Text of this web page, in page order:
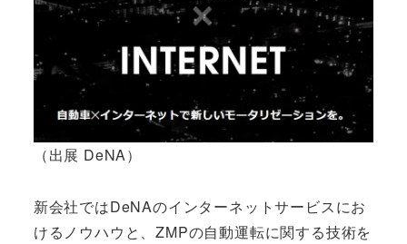
（出展 DeNA）
新会社ではDeNAのインターネットサービスにお
けるノウハウと、ZMPの自動運転に関する技術を